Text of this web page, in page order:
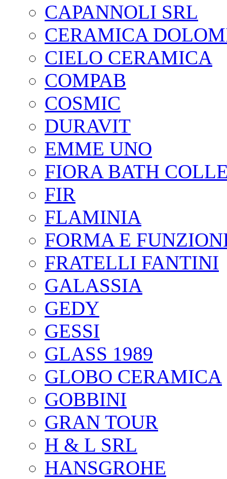
CAPANNOLI SRL
CERAMICA
CIELO CERAMICA
COMPAB
COSMIC
DURAVIT
EMME UNO
FIORA BATH
FIR
FLAMINIA
FORMA E
FRATELLI FANTINI
GALASSIA
GEDY
GESSI
GLASS 1989
GLOBO CERAMICA
GOBBINI
GRAN TOUR
H & L SRL
HANSGROHE